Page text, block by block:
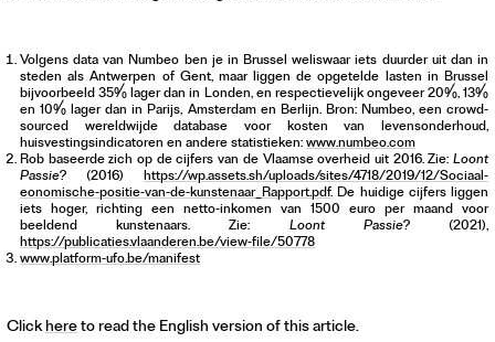
Volgens data van Numbeo ben je in Brussel weliswaar iets duurder uit dan in
steden als Antwerpen of Gent, maar liggen de opgetelde lasten in Brussel
bijvoorbeeld 35% lager dan in Londen, en respectievelijk ongeveer 20%, 13%
en 10% lager dan in Parijs, Amsterdam en Berlijn. Bron: Numbeo, een crowd-
sourced wereldwijde database voor kosten van levensonderhoud,
huisvestingsindicatoren en andere statistieken:www.numbeo.com
Rob baseerde zich op de cijfers van de Vlaamse overheid uit 2016. Zie: Loont
Passie? (2016) https://wp.assets.sh/uploads/sites/4718/2019/12/Sociaal-
eonomische-positie-van-de-kunstenaar_Rapport.pdf. De huidige cijfers liggen
iets hoger, richting een netto-inkomen van 1500 euro per maand voor
beeldend kunstenaars. Zie: Loont Passie?(2021),
https://publicaties.vlaanderen.be/view-file/50778
www.platform-ufo.be/manifest
Clickhereto read the English version of this article.